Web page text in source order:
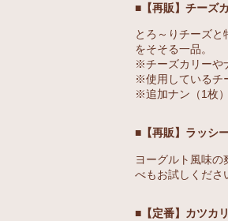
■【再販】チーズ
とろ～りチーズ
をそそる一品。
※チーズカリーや
※使用しているチ
※追加ナン（1枚
■【再販】ラッシ
ヨーグルト風味
べもお試しくださ
■【定番】カツカ